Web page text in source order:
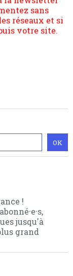
!
jusqu'à
grand